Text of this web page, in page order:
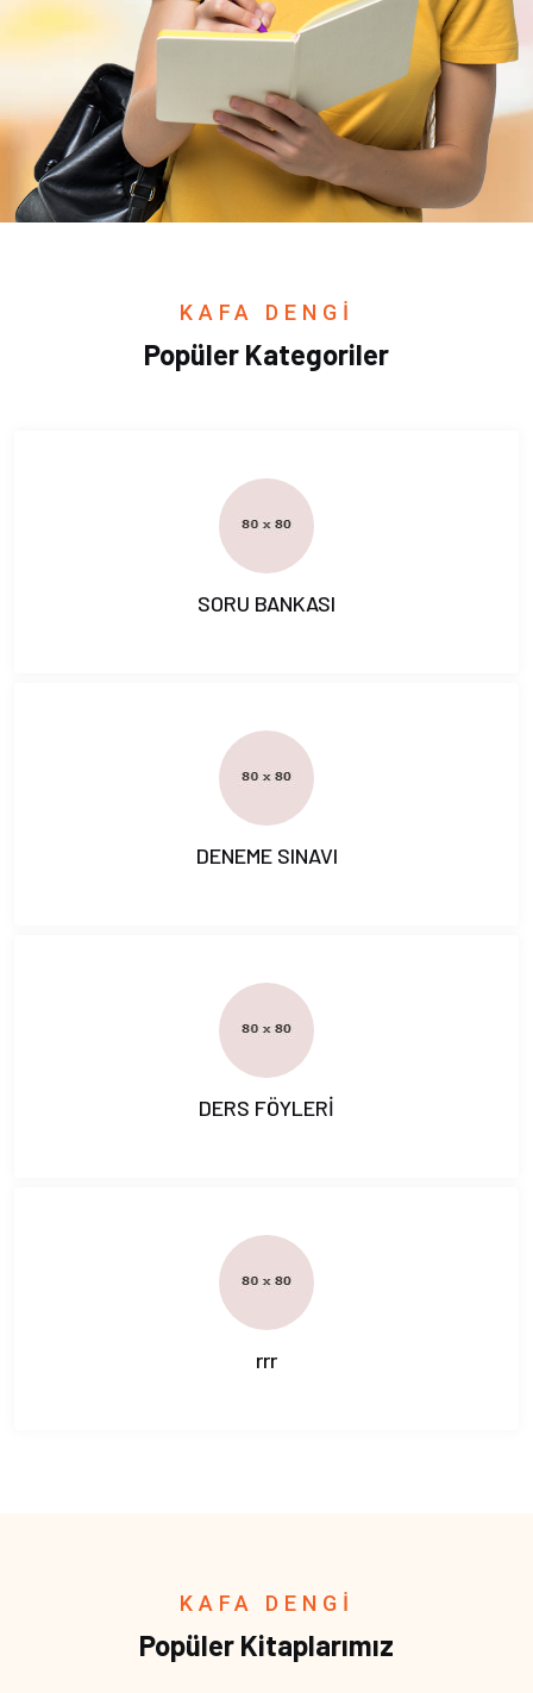
KAFA DENGİ
Popüler Kategoriler
SORU BANKASI
DENEME SINAVI
DERS FÖYLERİ
rrr
KAFA DENGİ
Popüler Kitaplarımız